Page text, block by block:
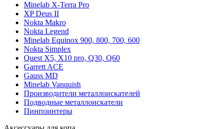
Minelab X-Terra Pro
XP Deus II
Nokta Makro
Nokta Legend
Minelab Equinox 900, 800, 700, 600
Nokta Simplex
Quest X5, X10 pro, Q30, Q60
Garrett ACE
Gauss MD
Minelab Vanquish
Производители металлоискателей
Подводные металлоискатели
Пинпоинтеры